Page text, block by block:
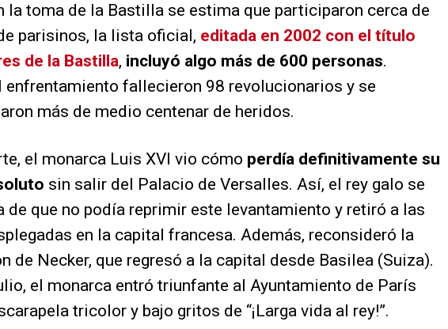
la toma de la Bastilla se estima que participaron cerca de
parisinos, la lista oficial, editada en 2002 con el título
de la Bastilla, incluyó algo más de 600 personas.
enfrentamiento fallecieron 98 revolucionarios y se
más de medio centenar de heridos.
el monarca Luis XVI vio cómo perdía definitivamente su
sin salir del Palacio de Versalles. Así, el rey galo se
de que no podía reprimir este levantamiento y retiró a las
en la capital francesa. Además, reconsideró la
de Necker, que regresó a la capital desde Basilea (Suiza).
el monarca entró triunfante al Ayuntamiento de París
tricolor y bajo gritos de “¡Larga vida al rey!”.